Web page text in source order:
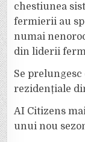
chestiunea
fermierii au
numai
din liderii
Se
rezidențiale
AI Citizens
unui nou